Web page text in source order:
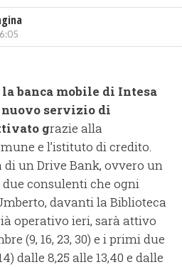
banca mobile di Intesa
nuovo servizio di
grazie alla
e l’istituto di credito.
un Drive Bank, ovvero un
consulenti che ogni
davanti la Biblioteca
operativo ieri, sarà attivo
(9, 16, 23, 30) e i primi due
dalle 8,25 alle 13,40 e dalle